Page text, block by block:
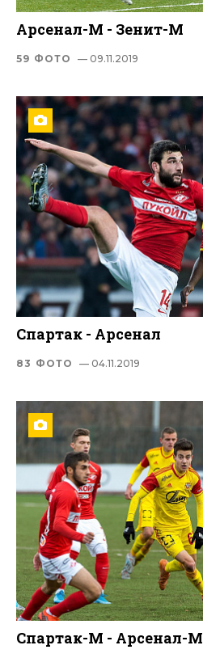
Арсенал-М - Зенит-М
59 ФОТО — 09.11.2019
Спартак - Арсенал
83 ФОТО — 04.11.2019
Спартак-М - Арсенал-М